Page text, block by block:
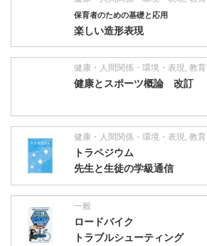
保育者のための基礎と応用
楽しい造形表現
健康・人間関係・環境・表現, 教育
健康とスポーツ概論 改訂
健康・人間関係・環境・表現, 教育
トラペジウム
先生と生徒の学級通信
一般
ロードバイク
トラブルシューティング